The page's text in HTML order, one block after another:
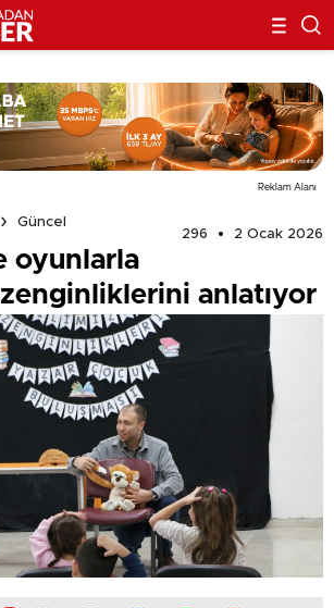
Reklam Alanı
Güncel
296
2 Ocak 2026
oyunlarla
anlatıyor